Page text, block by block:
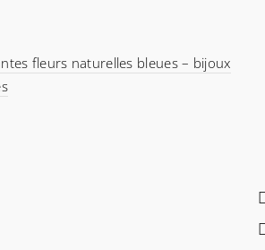
fleurs naturelles bleues – bijoux